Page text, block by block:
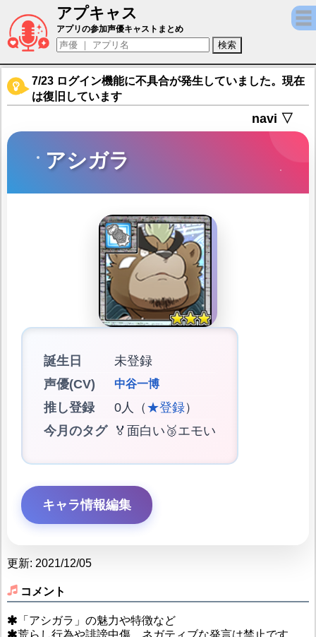
アプキャス
アシガラ（声優：中谷一博)【東京放課後サ
アプリの参加声優キャストまとめ
7/23 ログイン機能に不具合が発生していました。現在
は復旧しています
navi ▽
アシガラ
誕生日
未登録
声優(CV)
中谷一博
推し登録 0人（ ★登録）
今月のタグ
🏅面白い🥉エモい
キャラ情報編集
更新: 2021/12/05
コメント
「アシガラ」の魅力や特徴など
荒らし行為や誹謗中傷、ネガティブな発言は禁止です